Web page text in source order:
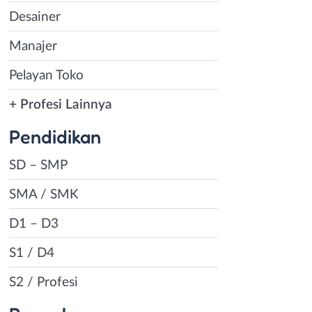
Desainer
Manajer
Pelayan Toko
+ Profesi Lainnya
Pendidikan
SD – SMP
SMA / SMK
D1 – D3
S1 / D4
S2 / Profesi